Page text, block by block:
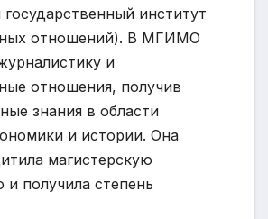
институт
отношений). В МГИМО
и
отношения, получив
знания в области
и истории. Она
магистерскую
получила степень